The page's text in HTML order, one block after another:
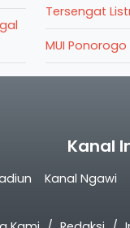
Tersengat
MUI
Kanal
Kanal Ngawi